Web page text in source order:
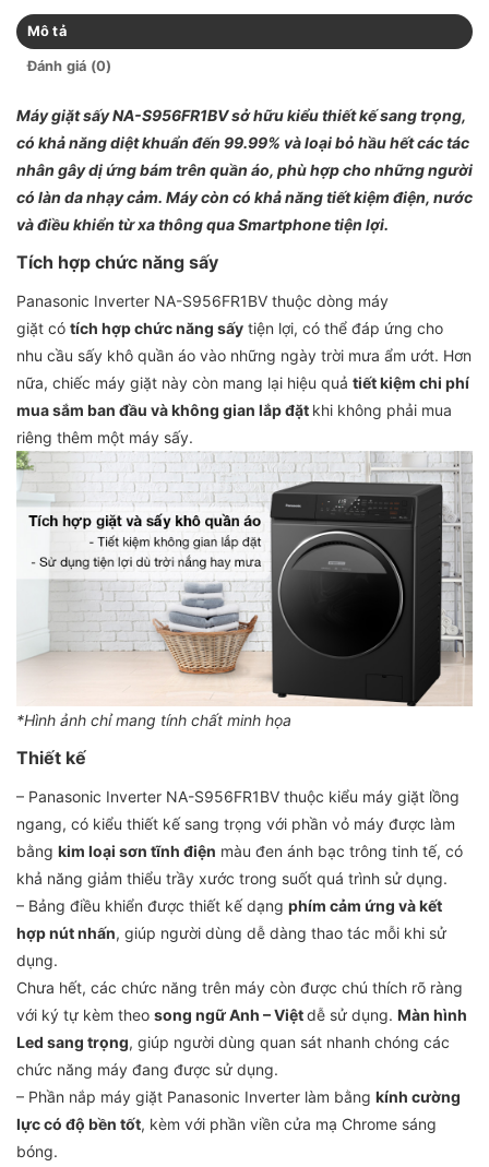
Mô tả
Đánh giá (0)
Máy giặt sấy NA-S956FR1BV sở hữu kiểu thiết kế sang trọng,
có khả năng diệt khuẩn đến 99.99% và loại bỏ hầu hết các tác
nhân gây dị ứng bám trên quần áo, phù hợp cho những người
có làn da nhạy cảm. Máy còn có khả năng tiết kiệm điện, nước
và điều khiển từ xa thông qua Smartphone tiện lợi.
Tích hợp chức năng sấy
Panasonic Inverter NA-S956FR1BV thuộc dòng máy
giặt có tích hợp chức năng sấy tiện lợi, có thể đáp ứng cho
nhu cầu sấy khô quần áo vào những ngày trời mưa ẩm ướt. Hơn
nữa, chiếc máy giặt này còn mang lại hiệu quả tiết kiệm chi phí
mua sắm ban đầu và không gian lắp đặt khi không phải mua
riêng thêm một máy sấy.
*Hình ảnh chỉ mang tính chất minh họa
Thiết kế
– Panasonic Inverter NA-S956FR1BV thuộc kiểu máy giặt lồng
ngang, có kiểu thiết kế sang trọng với phần vỏ máy được làm
bằng kim loại sơn tĩnh điện màu đen ánh bạc trông tinh tế, có
khả năng giảm thiểu trầy xước trong suốt quá trình sử dụng.
– Bảng điều khiển được thiết kế dạng phím cảm ứng và kết
hợp nút nhấn, giúp người dùng dễ dàng thao tác mỗi khi sử
dụng.
Chưa hết, các chức năng trên máy còn được chú thích rõ ràng
với ký tự kèm theo song ngữ Anh – Việtdễ sử dụng. Màn hình
Led sang trọng, giúp người dùng quan sát nhanh chóng các
chức năng máy đang được sử dụng.
– Phần nắp máy giặt Panasonic Inverter làm bằng kính cường
lực có độ bền tốt, kèm với phần viền cửa mạ Chrome sáng
bóng.